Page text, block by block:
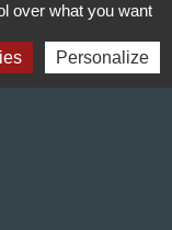
des revenus
over what you want
Personalize